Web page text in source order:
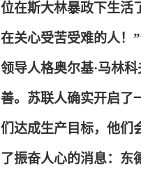
位在斯大林暴政下生活
在关心受苦受难的人！ ”
领导人格奥尔基·马林
善。苏联人确实开启了
们达成生产目标，他们
了振奋人心的消息：东